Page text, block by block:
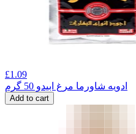
£1.09
ادویه شاورما مرغ ابیدو 50 گرم
Add to cart